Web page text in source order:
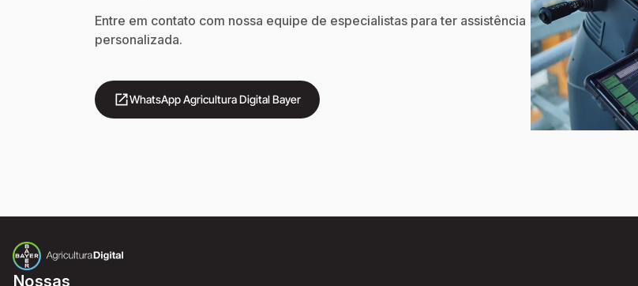
Entre em contato com nossa equipe de especialistas para ter assistência
personalizada.
WhatsApp Agricultura Digital Bayer
open_in_new
Nossas